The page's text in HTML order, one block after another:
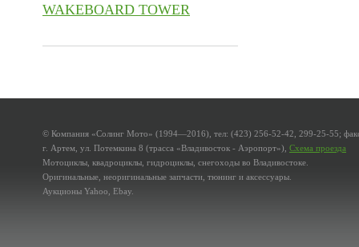
WAKEBOARD TOWER
© Компания «Солинг Мото» (1994—2016), тел: (423) 256-52-42, 299-25-55;
г. Артем, ул. Потемкина 8 (трасса «Владивосток - Аэропорт»), Схема проезда
Мотоциклы, квадроциклы, гидроциклы, снегоходы во Владивостоке.
Оригинальные, неоригинальные запчасти, тюнинг и аксессуары.
Аукционы Yahoo, Ebay.